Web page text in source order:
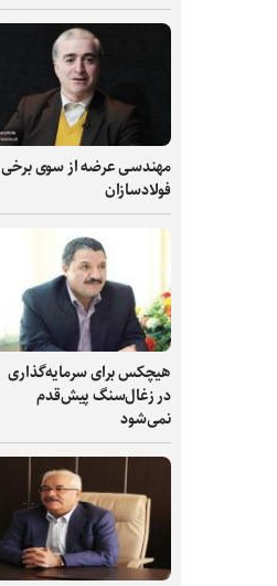
مهندسی عرضه از سوی برخی
فولادسازان
هیچکس برای سرمایه‌گذاری
در زغال‌سنگ پیش‌قدم
نمی‌شود